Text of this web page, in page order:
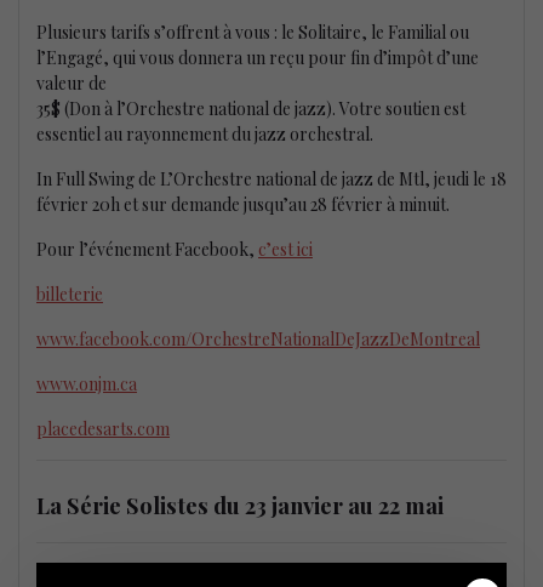
Plusieurs tarifs s’offrent à vous : le Solitaire, le Familial ou
l’Engagé, qui vous donnera un reçu pour fin d’impôt d’une
valeur de
35$ (Don à l’Orchestre national de jazz). Votre soutien est
essentiel au rayonnement du jazz orchestral.
In Full Swing de L’Orchestre national de jazz de Mtl, jeudi le 18
février 20h et sur demande jusqu’au 28 février à minuit.
Pour l’événement Facebook, c’est ici
billeterie
www.facebook.com/OrchestreNationalDeJazzDeMontreal
www.onjm.ca
placedesarts.com
La Série Solistes du 23 janvier au 22 mai